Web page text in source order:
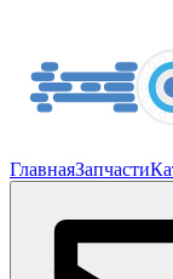
ГлавнаяЗапчасти